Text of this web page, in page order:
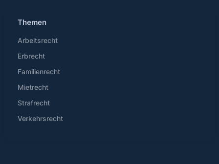
Themen
Arbeitsrecht
Erbrecht
Familienrecht
Mietrecht
Strafrecht
Verkehrsrecht